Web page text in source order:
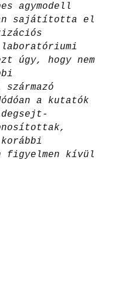
agymodell
sajátította el
úgy, hogy nem
a kutatók
korábbi
figyelmen kívül